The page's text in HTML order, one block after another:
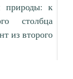
природы: к
столбца
из второго